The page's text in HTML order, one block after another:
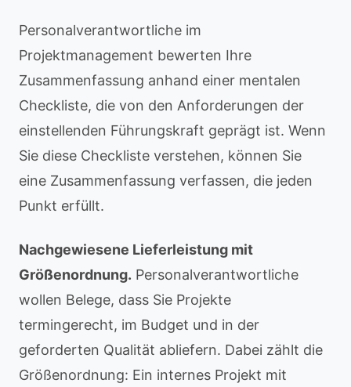
Personalverantwortliche im
Projektmanagement bewerten Ihre
Zusammenfassung anhand einer mentalen
Checkliste, die von den Anforderungen der
einstellenden Führungskraft geprägt ist. Wenn
Sie diese Checkliste verstehen, können Sie
eine Zusammenfassung verfassen, die jeden
Punkt erfüllt.
Nachgewiesene Lieferleistung mit
Größenordnung. Personalverantwortliche
wollen Belege, dass Sie Projekte
termingerecht, im Budget und in der
geforderten Qualität abliefern. Dabei zählt die
Größenordnung: Ein internes Projekt mit